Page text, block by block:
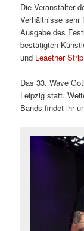
Die Veranstalter
Verhältnisse sehr
Ausgabe des
bestätigten
und Leaether Strip
Das 33. Wave
Leipzig statt.
Bands findet ihr